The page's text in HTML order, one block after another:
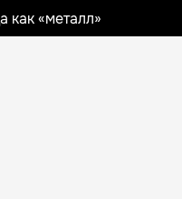
как «металл»